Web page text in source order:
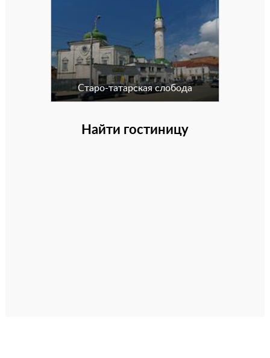
Старо-татарская слобода
Найти гостиницу